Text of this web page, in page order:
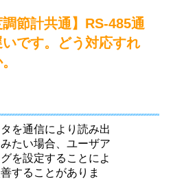
調節計共通】RS-485通
です。どう対応すれ
を通信により読み出
たい場合、ユーザア
を設定することによ
することがありま